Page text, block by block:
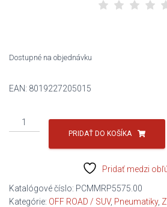
je:
Dostupné na objednávku
EAN: 8019227205015
množstvo
PIRELLI
315/35R20
ICE&SNOW
r-
PRIDAŤ DO KOŠÍKA
Pridať medzi
Katalógové číslo: PCMMRP5575.00
Kategórie: OFF ROAD / SUV, Pneumatiky,